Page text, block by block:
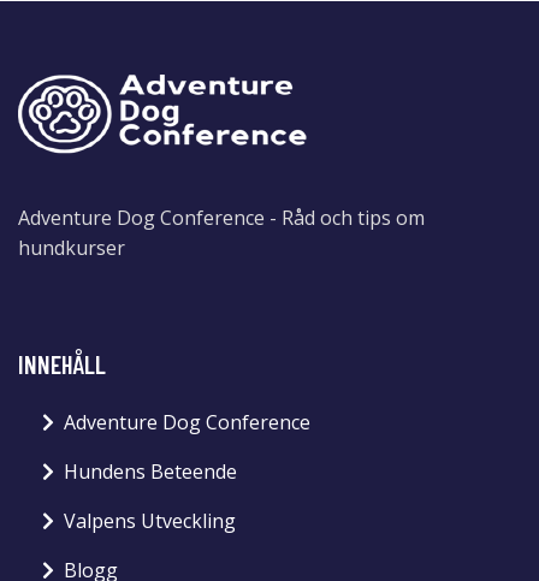
Adventure Dog Conference - Råd och tips om
hundkurser
INNEHÅLL
Adventure Dog Conference
Hundens Beteende
Valpens Utveckling
Blogg